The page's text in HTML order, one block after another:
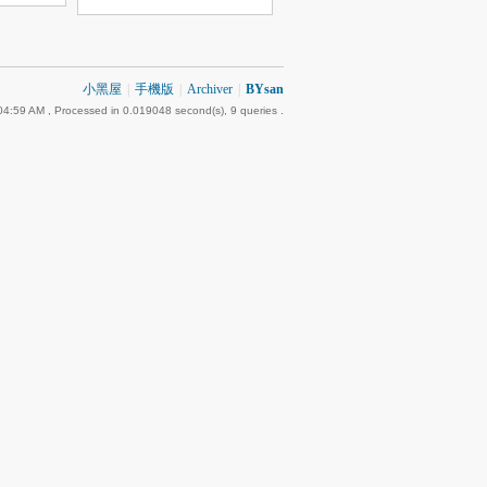
小黑屋 手機版 Archiver BYsan
AM , Processed in 0.019048 second(s), 9 queries .